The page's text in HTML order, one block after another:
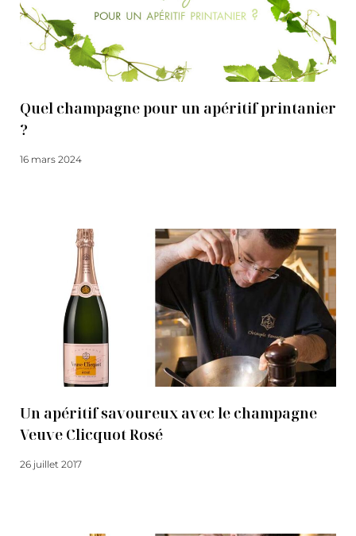
Quel champagne pour un apéritif printanier
?
16 mars 2024
Un apéritif savoureux avec le champagne
Veuve Clicquot Rosé
26 juillet 2017